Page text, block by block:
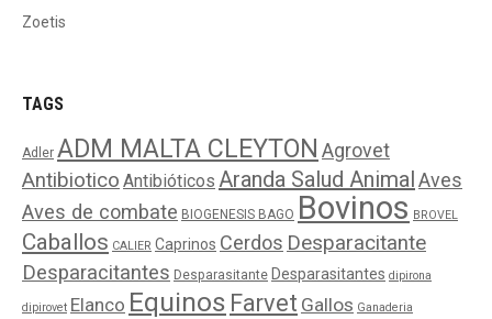
Zoetis
TAGS
Adler ADM MALTA CLEYTON Agrovet
Antibiotico Antibióticos Aranda Salud AnimalAves
Aves de combate BIOGENESIS BAGO Bovinos BROVEL
Caballos CALIER Caprinos Cerdos Desparacitante
Desparacitantes Desparasitante Desparasitantes dipirona
dipirovet Elanco Equinos Farvet Gallos Ganaderia